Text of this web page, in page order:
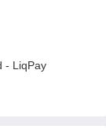
- LiqPay